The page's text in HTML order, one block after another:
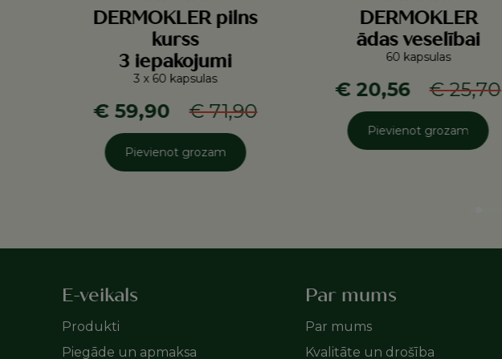
DERMOKLER pilns
kurss
3 iepakojumi
3 x 60 kapsulas
€ 59,90 € 71,90
Pievienot grozam
DERMOKLER
ādas veselībai
60 kapsulas
€ 20,56 € 25,70
Pievienot grozam
E-veikals
Produkti
Piegāde un apmaksa
Par mums
Par mums
Kvalitāte un drošība